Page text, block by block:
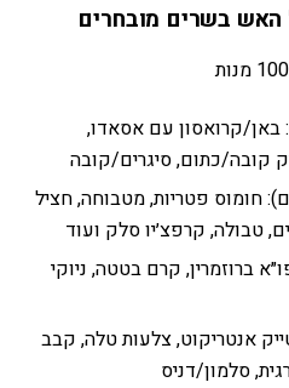
(4 סוגים): באן/קרואסון עם אסאדו,
קובה/כתום, סיגרים/קובה
(10 סוגים): חומוס פטריות, מטבוחה, חציל
טבולה, קרפצ׳יו סלק ועוד
ברוזמרין, קרם בטטה, ניוקי
סטייק אנטריקוט, צלעות טלה, קבב
סלמון/דניס